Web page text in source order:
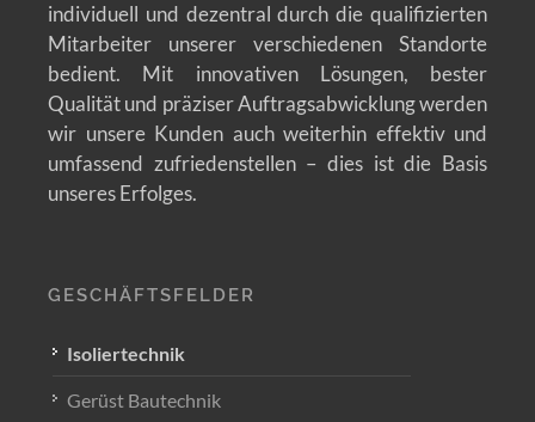
individuell und dezentral durch die qualifizierten
Mitarbeiter unserer verschiedenen Standorte
bedient. Mit innovativen Lösungen, bester
Qualität und präziser Auftragsabwicklung werden
wir unsere Kunden auch weiterhin effektiv und
umfassend zufriedenstellen – dies ist die Basis
unseres Erfolges.
GESCHÄFTSFELDER
Isoliertechnik
Gerüst Bautechnik